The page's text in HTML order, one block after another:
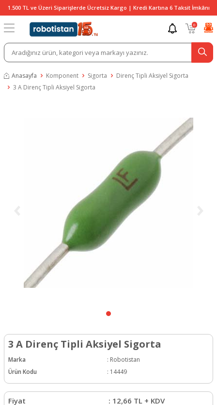
1.500 TL ve Üzeri Siparişlerde Ücretsiz Kargo | Kredi Kartına 6 Taksit İmkânı
0
Anasayfa Komponent Sigorta
Direnç Tipli Aksiyel Sigorta
3 A Direnç Tipli Aksiyel Sigorta
3 A Direnç Tipli Aksiyel Sigorta
Marka : Robotistan
Ürün Kodu
: 14449
Fiyat : 12,66 TL + KDV